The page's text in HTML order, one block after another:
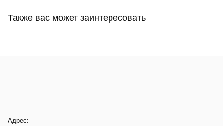
Также вас может заинтересовать
Адрес: